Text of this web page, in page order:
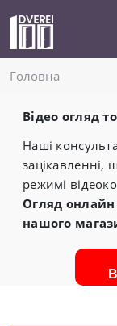
Головнa
Відео огляд
Наші
зацікавленні,
режимі
Огляд
нашого